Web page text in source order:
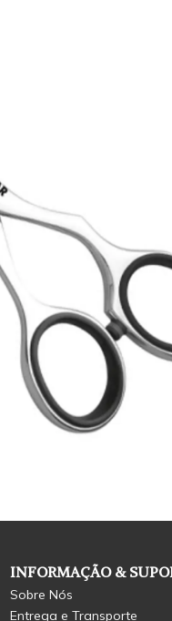
INFORMAÇÃO &
Sobre Nós
Entrega e Transporte